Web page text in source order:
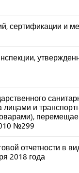
сертификации и
лицами и
№299
отчетности в
2018 года